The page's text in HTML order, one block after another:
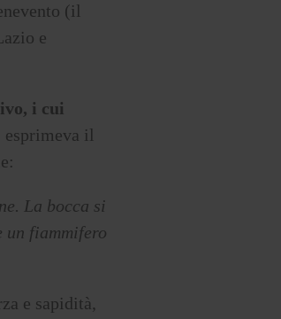
(il
e
i cui
il
La bocca si
un fiammifero
e sapidità,